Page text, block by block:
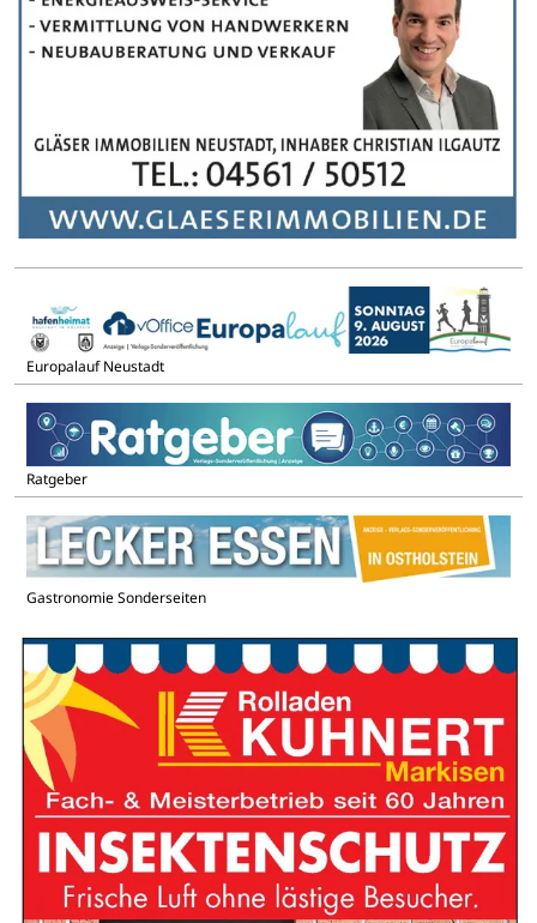
Europalauf Neustadt
Ratgeber
Gastronomie Sonderseiten